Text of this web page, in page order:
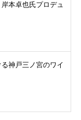
本卓也氏プロデュ
神戸三ノ宮のワイ